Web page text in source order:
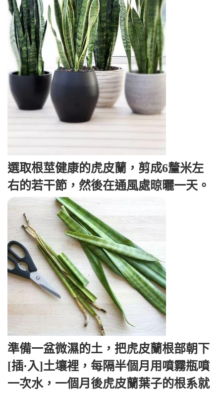
選取根莖健康的虎皮蘭，剪成6釐米左
右的若干節，然後在通風處晾曬一天。
準備一盆微濕的土，把虎皮蘭根部朝下
[插·入]土壤裡，每隔半個月用噴霧瓶噴
一次水，一個月後虎皮蘭葉子的根系就